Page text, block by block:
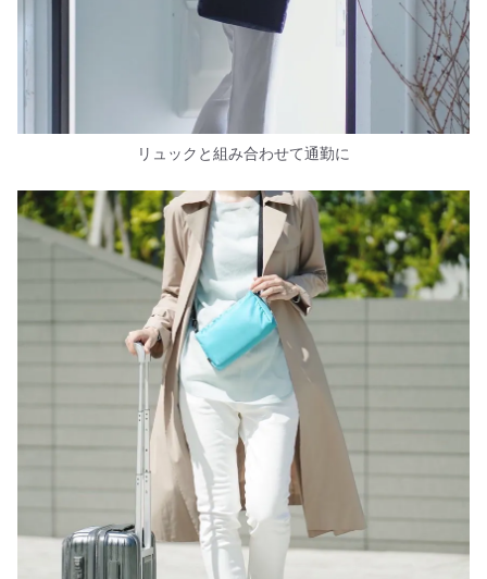
リュックと組み合わせて通勤に